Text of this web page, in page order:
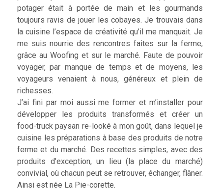
potager était à portée de main et les gourmands
toujours ravis de jouer les cobayes. Je trouvais dans
la cuisine l’espace de créativité qu’il me manquait. Je
me suis nourrie des rencontres faites sur la ferme,
grâce au Woofing et sur le marché. Faute de pouvoir
voyager, par manque de temps et de moyens, les
voyageurs venaient à nous, généreux et plein de
richesses.
J’ai fini par moi aussi me former et m’installer pour
développer les produits transformés et créer un
food-truck paysan re-looké à mon goût, dans lequel je
cuisine les préparations à base des produits de notre
ferme et du marché. Des recettes simples, avec des
produits d’exception, un lieu (la place du marché)
convivial, où chacun peut se retrouver, échanger, flâner.
Ainsi est née La Pie-corette.